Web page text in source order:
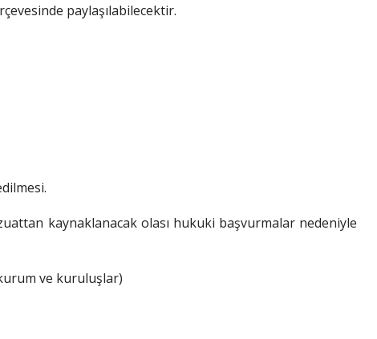
paylaşılabilecektir.
kaynaklanacak olası hukuki başvurmalar nedeniyle
ve kuruluşlar)